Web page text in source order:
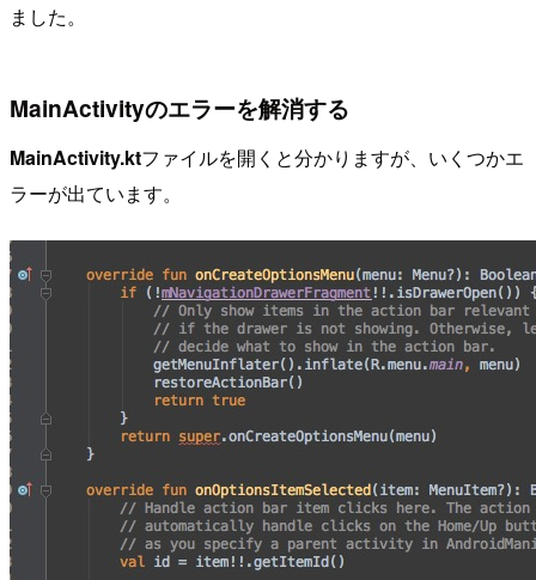
ました。
MainActivityのエラーを解消する
MainActivity.ktファイルを開くと分かりますが、いくつかエ
ラーが出ています。